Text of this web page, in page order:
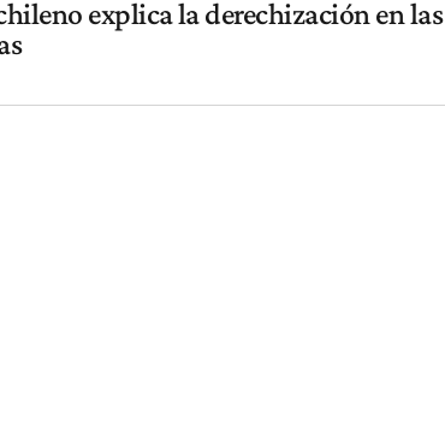
explica la derechización en las